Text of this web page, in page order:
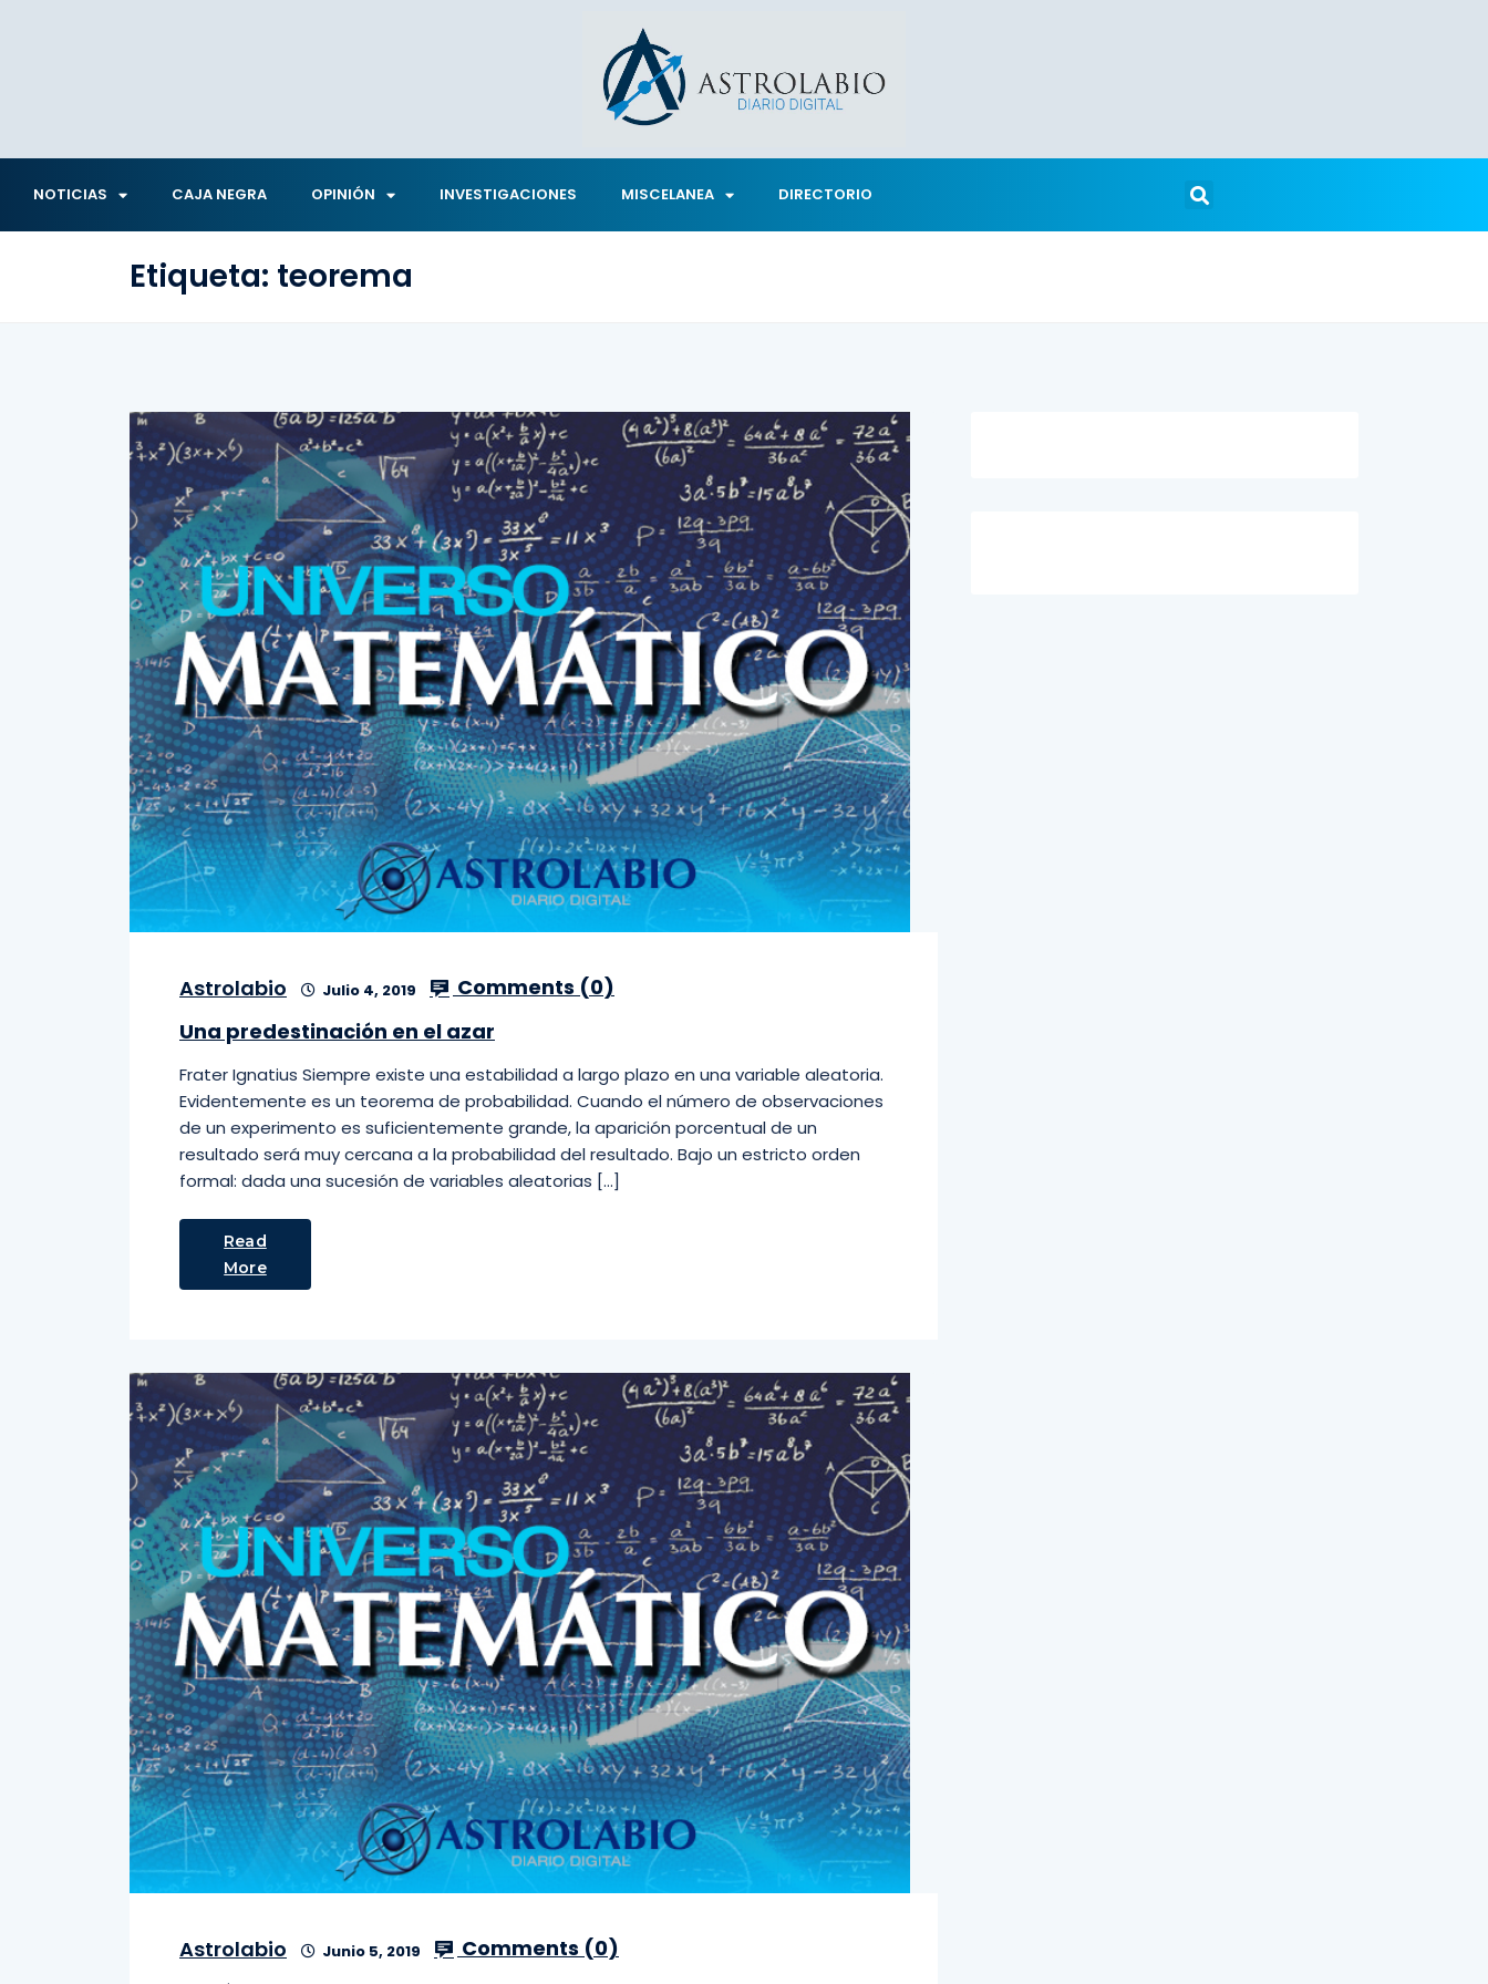
NOTICIAS CAJA NEGRA OPINIÓN INVESTIGACIONES MISCELANEA DIRECTORIO
Etiqueta: teorema
Astrolabio Julio 4, 2019 Comments (0)
Una predestinación en el azar
Frater Ignatius Siempre existe una estabilidad a largo plazo en una variable aleatoria.
Evidentemente es un teorema de probabilidad. Cuando el número de observaciones
de un experimento es suficientemente grande, la aparición porcentual de un
resultado será muy cercana a la probabilidad del resultado. Bajo un estricto orden
formal: dada una sucesión de variables aleatorias […]
Read
More
Astrolabio Junio 5, 2019 Comments (0)